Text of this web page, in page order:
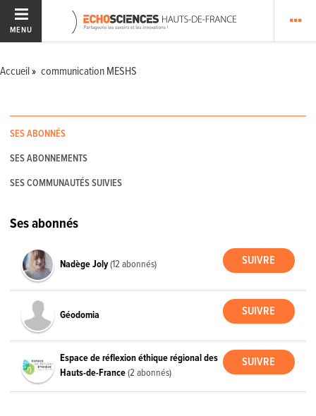
MENU
Accueil communication MESHS
SES ABONNÉS
SES ABONNEMENTS
SES COMMUNAUTÉS SUIVIES
Ses abonnés
Nadège Joly(12 abonnés)
Géodomia
Espace de réflexion éthique régional des
Hauts-de-France(2 abonnés)